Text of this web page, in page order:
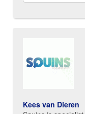
Kees van Dieren